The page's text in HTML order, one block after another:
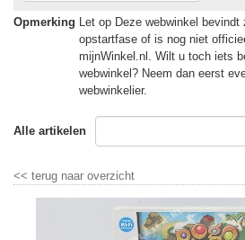
Opmerking Let op Deze webwinkel
opstartfase of is nog niet
mijnWinkel.nl. Wilt u toch iets
webwinkel? Neem dan eerst
webwinkelier.
Alle artikelen
<< terug naar overzicht